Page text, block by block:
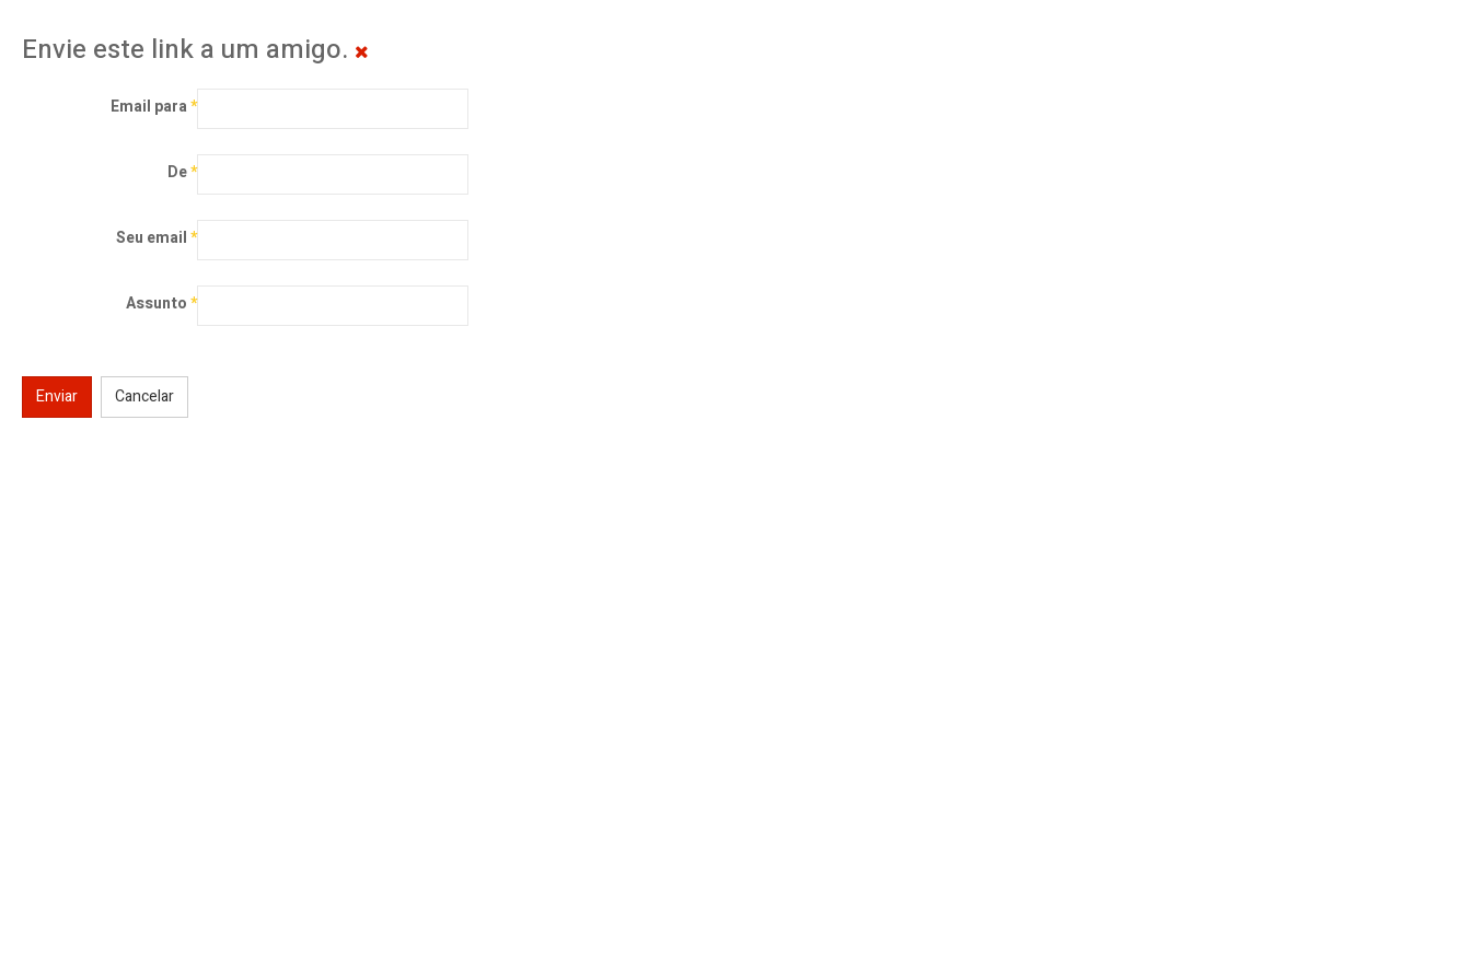
Envie este link a um amigo.
Email para*
De*
Seu email*
Assunto*
Enviar Cancelar